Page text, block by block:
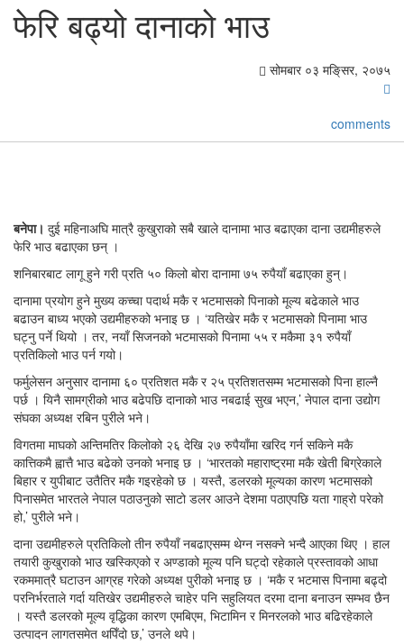
फेरि बढ्यो दानाको भाउ
सोमबार ०३ मङि्सर, २०७५
comments
बनेपा। दुई महिनाअघि मात्रै कुखुराको सबै खाले दानामा भाउ बढाएका दाना उद्यमीहरुले
फेरि भाउ बढाएका छन् ।
शनिबारबाट लागू हुने गरी प्रति ५० किलो बोरा दानामा ७५ रुपैयाँ बढाएका हुन्।
दानामा प्रयोग हुने मुख्य कच्चा पदार्थ मकै र भटमासको पिनाको मूल्य बढेकाले भाउ
बढाउन बाध्य भएको उद्यमीहरुको भनाइ छ । ‘यतिखेर मकै र भटमासको पिनामा भाउ
घट्नु पर्ने थियो । तर, नयाँ सिजनको भटमासको पिनामा ५५ र मकैमा ३१ रुपैयाँ
प्रतिकिलो भाउ पर्न गयो।
फर्मुलेसन अनुसार दानामा ६० प्रतिशत मकै र २५ प्रतिशतसम्म भटमासको पिना हाल्नै
पर्छ । यिनै सामग्रीको भाउ बढेपछि दानाको भाउ नबढाई सुख भएन,’ नेपाल दाना उद्योग
संघका अध्यक्ष रबिन पुरीले भने।
विगतमा माघको अन्तिमतिर किलोको २६ देखि २७ रुपैयाँमा खरिद गर्न सकिने मकै
कात्तिकमै ह्वात्तै भाउ बढेको उनको भनाइ छ । ‘भारतको महाराष्ट्रमा मकै खेती बिग्रेकाले
बिहार र युपीबाट उतैतिर मकै गइरहेको छ । यस्तै, डलरको मूल्यका कारण भटमासको
पिनासमेत भारतले नेपाल पठाउनुको साटो डलर आउने देशमा पठाएपछि यता गाह्रो परेको
हो,’ पुरीले भने।
दाना उद्यमीहरुले प्रतिकिलो तीन रुपैयाँ नबढाएसम्म थेग्न नसक्ने भन्दै आएका थिए । हाल
तयारी कुखुराको भाउ खस्किएको र अण्डाको मूल्य पनि घट्दो रहेकाले प्रस्तावको आधा
रकममात्रै घटाउन आग्रह गरेको अध्यक्ष पुरीको भनाइ छ । ‘मकै र भटमास पिनामा बढ्दो
परनिर्भरताले गर्दा यतिखेर उद्यमीहरुले चाहेर पनि सहुलियत दरमा दाना बनाउन सम्भव छैन
। यस्तै डलरको मूल्य वृद्धिका कारण एमबिएम, भिटामिन र मिनरलको भाउ बढिरहेकाले
उत्पादन लागतसमेत थपिँदो छ,’ उनले थपे।